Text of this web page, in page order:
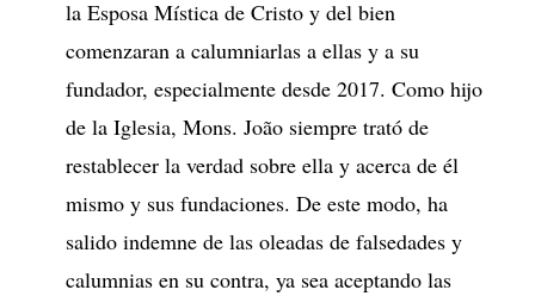
la Esposa Mística de Cristo y del bien
comenzaran a calumniarlas a ellas y a su
fundador, especialmente desde 2017. Como hijo
de la Iglesia, Mons. João siempre trató de
restablecer la verdad sobre ella y acerca de él
mismo y sus fundaciones. De este modo, ha
salido indemne de las oleadas de falsedades y
calumnias en su contra, ya sea aceptando las